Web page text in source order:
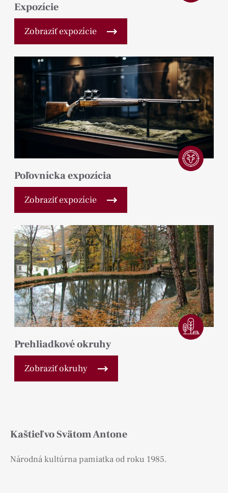
Expozície
Zobraziť expozície
Poľovnícka expozícia
Zobraziť expozície
Prehliadkové okruhy
Zobraziť okruhy
Kaštieľ vo Svätom Antone
Národná kultúrna pamiatka od roku 1985.